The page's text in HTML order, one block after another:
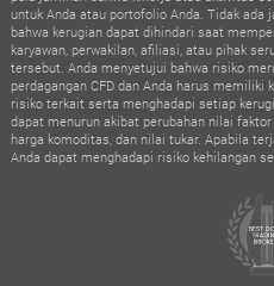
untuk Anda atau portofolio Anda. Tidak ada
bahwa kerugian dapat dihindari saat
karyawan, perwakilan, afiliasi, atau pihak
tersebut. Anda menyetujui bahwa risiko
perdagangan CFD dan Anda harus memiliki
risiko terkait serta menghadapi setiap
dapat menurun akibat perubahan nilai
harga komoditas, dan nilai tukar. Apabila
Anda dapat menghadapi risiko kehilangan